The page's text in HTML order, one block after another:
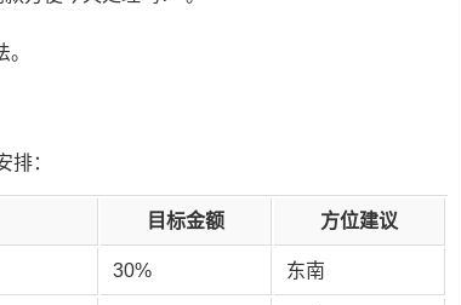
排：
目标金额 方位建议
30% 东南